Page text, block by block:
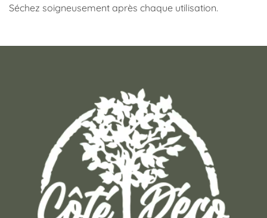
Séchez soigneusement après chaque utilisation.